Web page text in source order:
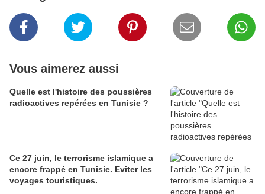
Vous aimerez aussi
Quelle est l'histoire des poussières
radioactives repérées en Tunisie ?
Ce 27 juin, le terrorisme islamique a
encore frappé en Tunisie. Eviter les
voyages touristiques.